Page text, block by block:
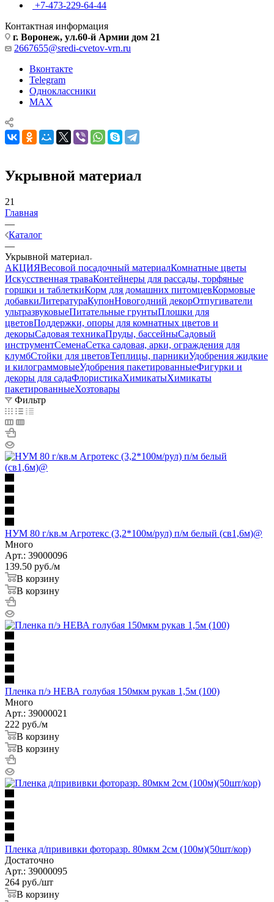
+7-473-229-64-44
Контактная информация
г. Воронеж, ул.60-й Армии дом 21
2667655@sredi-cvetov-vrn.ru
Вконтакте
Telegram
Одноклассники
MAX
Укрывной материал
21
Главная
—
Каталог
—
Укрывной материал
АКЦИЯВесовой посадочный материалКомнатные цветы
Искусственная траваКонтейнеры для рассады, торфяные
горшки и таблеткиКорм для домашних питомцевКормовые
добавкиЛитератураКупонНовогодний декорОтпугиватели
ультразвуковыеПитательные грунтыПлошки для
цветовПоддержки, опоры для комнатных цветов и
декорыСадовая техникаПруды, бассейныСадовый
инструментСеменаСетка садовая, арки, ограждения для
клумбСтойки для цветовТеплицы, парникиУдобрения жидкие
и килограммовыеУдобрения пакетированныеФигурки и
декоры для садаФлористикаХимикатыХимикаты
пакетированныеХозтовары
Фильтр
НУМ 80 г/кв.м Агротекс (3,2*100м/рул) п/м белый (св1,6м)@
Много
Арт.: 39000096
139.50 руб./м
В корзину
В корзину
Пленка п/э НЕВА голубая 150мкм рукав 1,5м (100)
Много
Арт.: 39000021
222 руб./м
В корзину
В корзину
Пленка д/прививки фоторазр. 80мкм 2см (100м)(50шт/кор)
Достаточно
Арт.: 39000095
264 руб./шт
В корзину